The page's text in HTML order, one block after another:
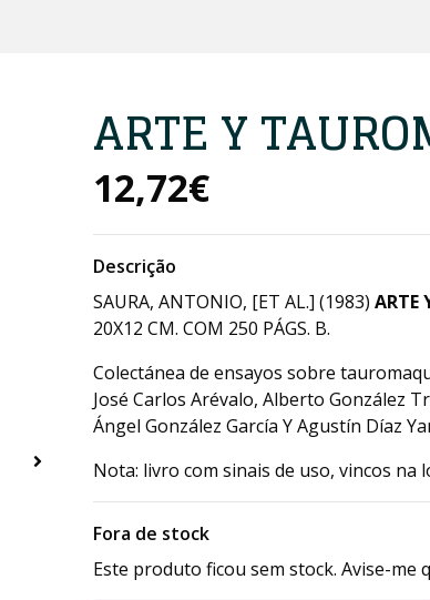
ARTE Y
12,72€
Descrição
SAURA, ANTONIO, [ET AL.] (1983) ARTE
20X12 CM. COM 250 PÁGS. B.
Colectánea de ensayos sobre
José Carlos Arévalo, Alberto González
Ángel González García Y Agustín Díaz
Nota: livro com sinais de uso, vincos na
Fora de stock
Este produto ficou sem stock. Avise-me